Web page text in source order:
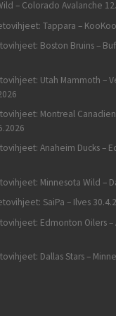
– Colorado Avalanche
Tappara –
Boston Bruins –
Utah Mammoth –
Montreal
Anaheim Ducks –
Minnesota Wild –
SaiPa – Ilves
Edmonton Oilers –
Dallas Stars –